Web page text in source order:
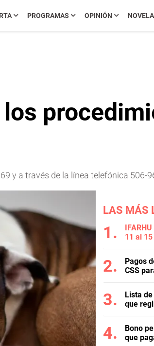
PROGRAMAS OPINIÓN
y a través de la línea telefónica 506-
LAS MÁS
11 al
Pagos
CSS
Lista
que
Bono
que